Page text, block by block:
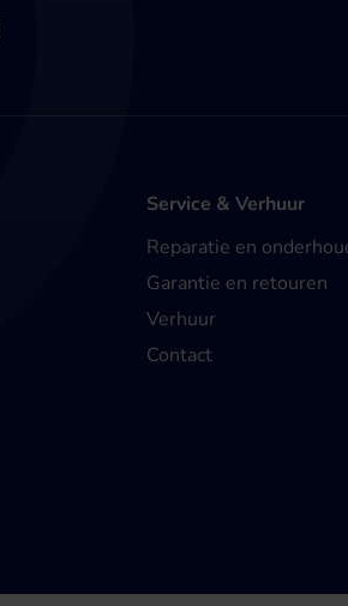
Service & Verhuur
Reparatie en
Garantie en retouren
Verhuur
Contact